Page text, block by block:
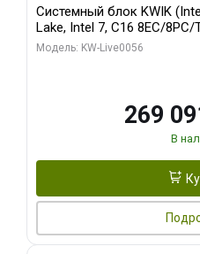
Системный блок KWIK
Lake, Intel 7, C16 8EC/
Palit RTX5080 INFINITY 3
Модель: KW-Live0056
269
В